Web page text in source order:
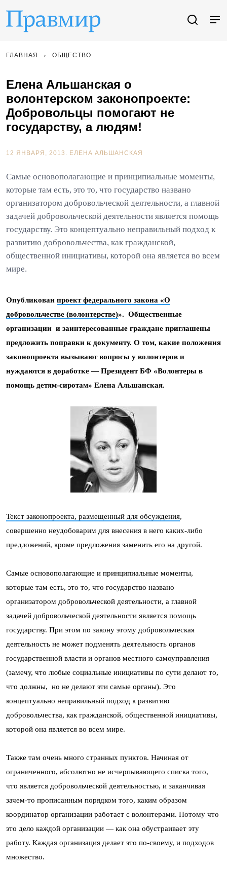
ГЛАВНАЯ ОБЩЕСТВО
Елена Альшанская о
волонтерском законопроекте:
Добровольцы помогают не
государству, а людям!
12 ЯНВАРЯ, 2013. ЕЛЕНА АЛЬШАНСКАЯ
Самые основополагающие и принципиальные моменты,
которые там есть, это то, что государство названо
организатором добровольческой деятельности, а главной
задачей добровольческой деятельности является помощь
государству. Это концептуально неправильный подход к
развитию добровольчества, как гражданской,
общественной инициативы, которой она является во всем
мире.
Опубликован проект федерального закона «О
добровольчестве (волонтерстве)». Общественные
организации и заинтересованные граждане приглашены
предложить поправки к документу. О том, какие положения
законопроекта вызывают вопросы у волонтеров и
нуждаются в доработке — Президент БФ «Волонтеры в
помощь детям-сиротам» Елена Альшанская.
Текст законопроекта, размещенный для обсуждения,
совершенно неудобоварим для внесения в него каких-либо
предложений, кроме предложения заменить его на другой.
Самые основополагающие и принципиальные моменты,
которые там есть, это то, что государство названо
организатором добровольческой деятельности, а главной
задачей добровольческой деятельности является помощь
государству. При этом по закону этому добровольческая
деятельность не может подменять деятельность органов
государственной власти и органов местного самоуправления
(замечу, что любые социальные инициативы по сути делают то,
что должны, но не делают эти самые органы). Это
концептуально неправильный подход к развитию
добровольчества, как гражданской, общественной инициативы,
которой она является во всем мире.
Также там очень много странных пунктов. Начиная от
ограниченного, абсолютно не исчерпывающего списка того,
что является добровольческой деятельностью, и заканчивая
зачем-то прописанным порядком того, каким образом
координатор организации работает с волонтерами. Потому что
это дело каждой организации — как она обустраивает эту
работу. Каждая организация делает это по-своему, и подходов
множество.